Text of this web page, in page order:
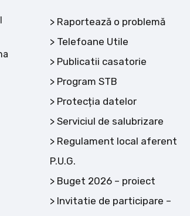
Raportează o problemă
Telefoane Utile
Publicatii casatorie
Program STB
Protecția datelor
Serviciul de salubrizare
Regulament local aferent
P.U.G.
Buget 2026 – proiect
Invitatie de participare –